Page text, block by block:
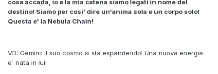
cosa accada, io e la mia catena siamo legati in nome del
destino! Siamo per cosi' dire un'anima sola e un corpo solo!
Questa e' la Nebula Chain!
VD: Gemini: il suo cosmo si sta espandendo! Una nuova energia
e' nata in lui!